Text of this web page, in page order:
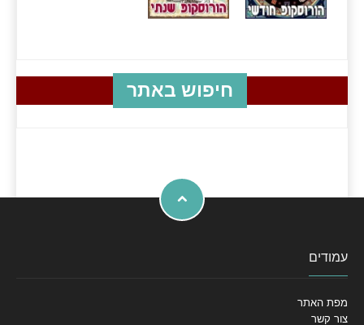
חיפוש באתר
עמודים
מפת האתר
צור קשר